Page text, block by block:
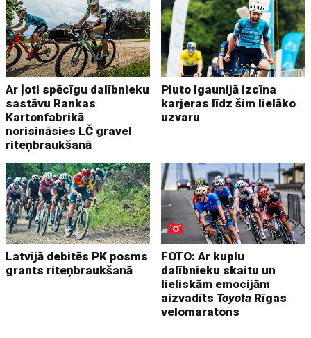
Ar ļoti spēcīgu dalībnieku
sastāvu Rankas
Kartonfabrikā
norisināsies LČ gravel
riteņbraukšanā
Pluto Igaunijā izcīna
karjeras līdz šim lielāko
uzvaru
Latvijā debitēs PK posms
grants riteņbraukšanā
FOTO: Ar kuplu
dalībnieku skaitu un
lieliskām emocijām
aizvadīts Toyota Rīgas
velomaratons